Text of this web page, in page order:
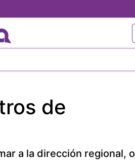
de
a la dirección regional, o